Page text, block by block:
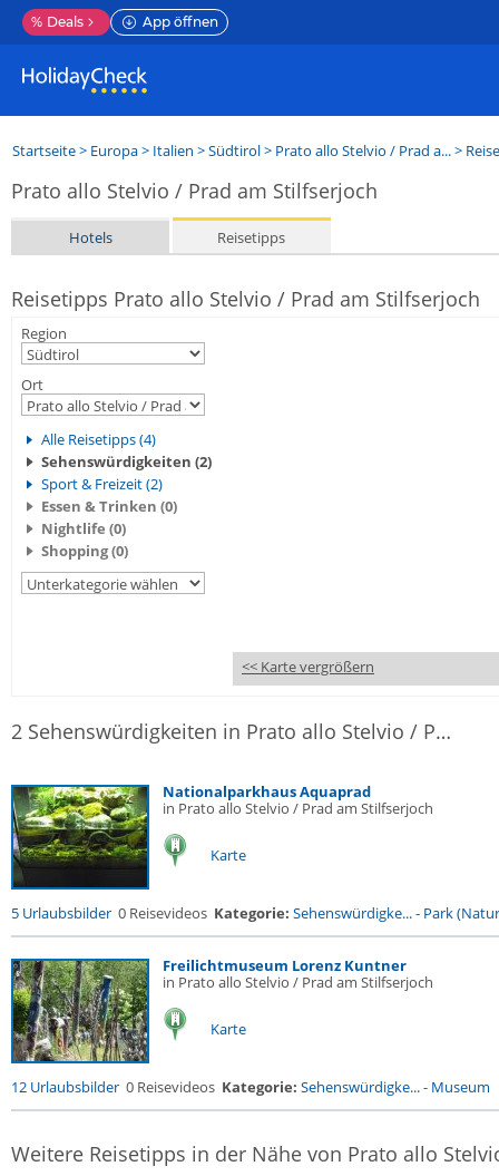
% Deals App öffnen
Startseite> Europa> Italien >Südtirol> Prato allo Stelvio / Prad a...>
Prato allo Stelvio / Prad am Stilfserjoch
Hotels Reisetipps
Reisetipps Prato allo Stelvio / Prad am Stilfserjoch
Region
Ort
Alle Reisetipps (4)
Sehenswürdigkeiten (2)
Sport & Freizeit (2)
Essen & Trinken (0)
Nightlife (0)
Shopping (0)
<< Karte vergrößern
2 Sehenswürdigkeiten in Prato allo Stelvio / Prad am Stilfserjoch
Nationalparkhaus Aquaprad
in Prato allo Stelvio / Prad am Stilfserjoch
Karte
5 Urlaubsbilder 0 Reisevideos Kategorie: Sehenswürdigke...- Park
Freilichtmuseum Lorenz Kuntner
in Prato allo Stelvio / Prad am Stilfserjoch
Karte
12 Urlaubsbilder 0 Reisevideos Kategorie: Sehenswürdigke...- Museum
Weitere Reisetipps in der Nähe von Prato allo